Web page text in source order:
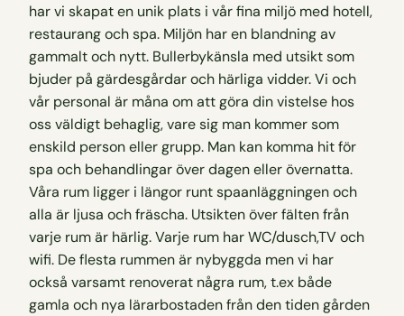
har vi skapat en unik plats i vår fina miljö med hotell,
restaurang och spa. Miljön har en blandning av
gammalt och nytt. Bullerbykänsla med utsikt som
bjuder på gärdesgårdar och härliga vidder. Vi och
vår personal är måna om att göra din vistelse hos
oss väldigt behaglig, vare sig man kommer som
enskild person eller grupp. Man kan komma hit för
spa och behandlingar över dagen eller övernatta.
Våra rum ligger i längor runt spaanläggningen och
alla är ljusa och fräscha. Utsikten över fälten från
varje rum är härlig. Varje rum har WC/dusch,TV och
wifi. De flesta rummen är nybyggda men vi har
också varsamt renoverat några rum, t.ex både
gamla och nya lärarbostaden från den tiden gården